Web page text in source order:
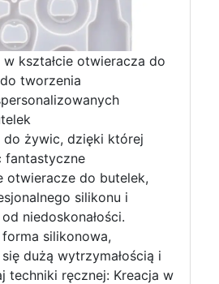
kształcie otwieracza do
tworzenia
do żywic, dzięki której
fantastyczne
otwieracze do butelek,
silikonu i
niedoskonałości.
forma silikonowa,
dużą wytrzymałością i
techniki ręcznej: Kreacja w